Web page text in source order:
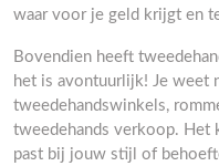
waar voor je geld krijgt en
Bovendien heeft
het is avontuurlijk! Je weet
tweedehandswinkels,
tweedehands verkoop. Het
past bij jouw stijl of